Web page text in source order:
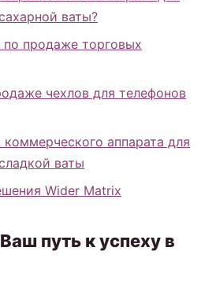
ваты?
по продаже торговых
чехлов для телефонов
коммерческого аппарата для
ваты
Wider Matrix
путь к успеху в